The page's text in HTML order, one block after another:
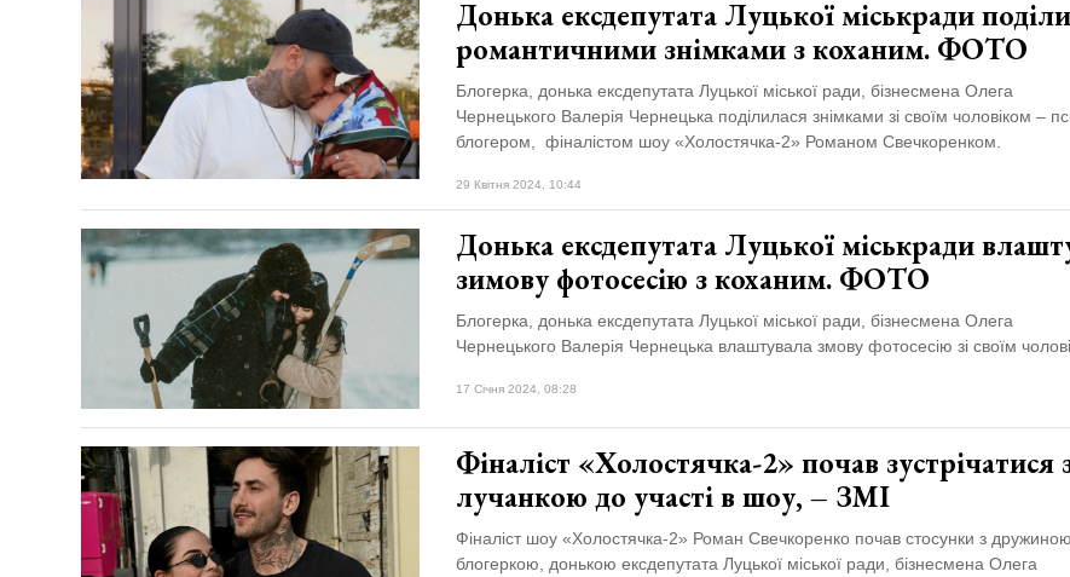
Донька ексдепутата Луцької міськради
романтичними знімками з коханим. ФОТО
Блогерка, донька ексдепутата Луцької міської ради, бізнесмена Олега
Чернецького Валерія Чернецька поділилася знімками зі своїм чоловіком –
блогером, фіналістом шоу «Холостячка-2» Романом Свечкоренком.
29 Квітня 2024, 10:44
Донька ексдепутата Луцької міськради
зимову фотосесію з коханим. ФОТО
Блогерка, донька ексдепутата Луцької міської ради, бізнесмена Олега
Чернецького Валерія Чернецька влаштувала змову фотосесію зі своїм
17 Січня 2024, 08:28
Фіналіст «Холостячка-2» почав зустрічатися
лучанкою до участі в шоу, – ЗМІ
Фіналіст шоу «Холостячка-2» Роман Свечкоренко почав стосунки з
блогеркою, донькою ексдепутата Луцької міської ради, бізнесмена Олега